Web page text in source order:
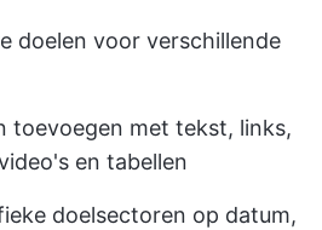
doelen voor verschillende
toevoegen met tekst, links,
en tabellen
doelsectoren op datum,